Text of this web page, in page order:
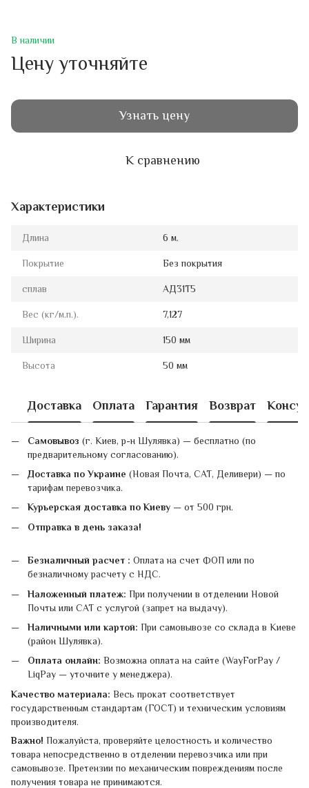
В наличии
Цену уточняйте
Узнать цену
К сравнению
Характеристики
Длина 6 м.
Покрытие Без покрытия
сплав АД31Т5
Вес (кг/м.п.). 7,127
Ширина 150 мм
Высота 50 мм
Доставка Оплата Гарантия Возврат
Самовывоз (г. Киев, р-н Шулявка) — бесплатно (по
предварительному согласованию).
Доставка по Украине (Новая Почта, САТ, Деливери) — по
тарифам перевозчика.
Курьерская доставка по Киеву — от 500 грн.
Отправка в день заказа!
Безналичный расчет : Оплата на счет ФОП или по
безналичному расчету с НДС.
Наложенный платеж: При получении в отделении Новой
Почты или САТ с услугой (запрет на выдачу).
Наличными или картой: При самовывозе со склада в Киеве
(район Шулявка).
Оплата онлайн: Возможна оплата на сайте (WayForPay /
LiqPay — уточните у менеджера).
Качество материала: Весь прокат соответствует
государственным стандартам (ГОСТ) и техническим условиям
производителя.
Важно! Пожалуйста, проверяйте целостность и количество
товара непосредственно в отделении перевозчика или при
самовывозе. Претензии по механическим повреждениям после
получения товара не принимаются.